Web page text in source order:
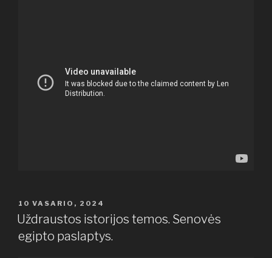
PASKELBTA
10 VASARIO, 2024
Uždraustos istorijos temos. Senovės
egipto paslaptys.